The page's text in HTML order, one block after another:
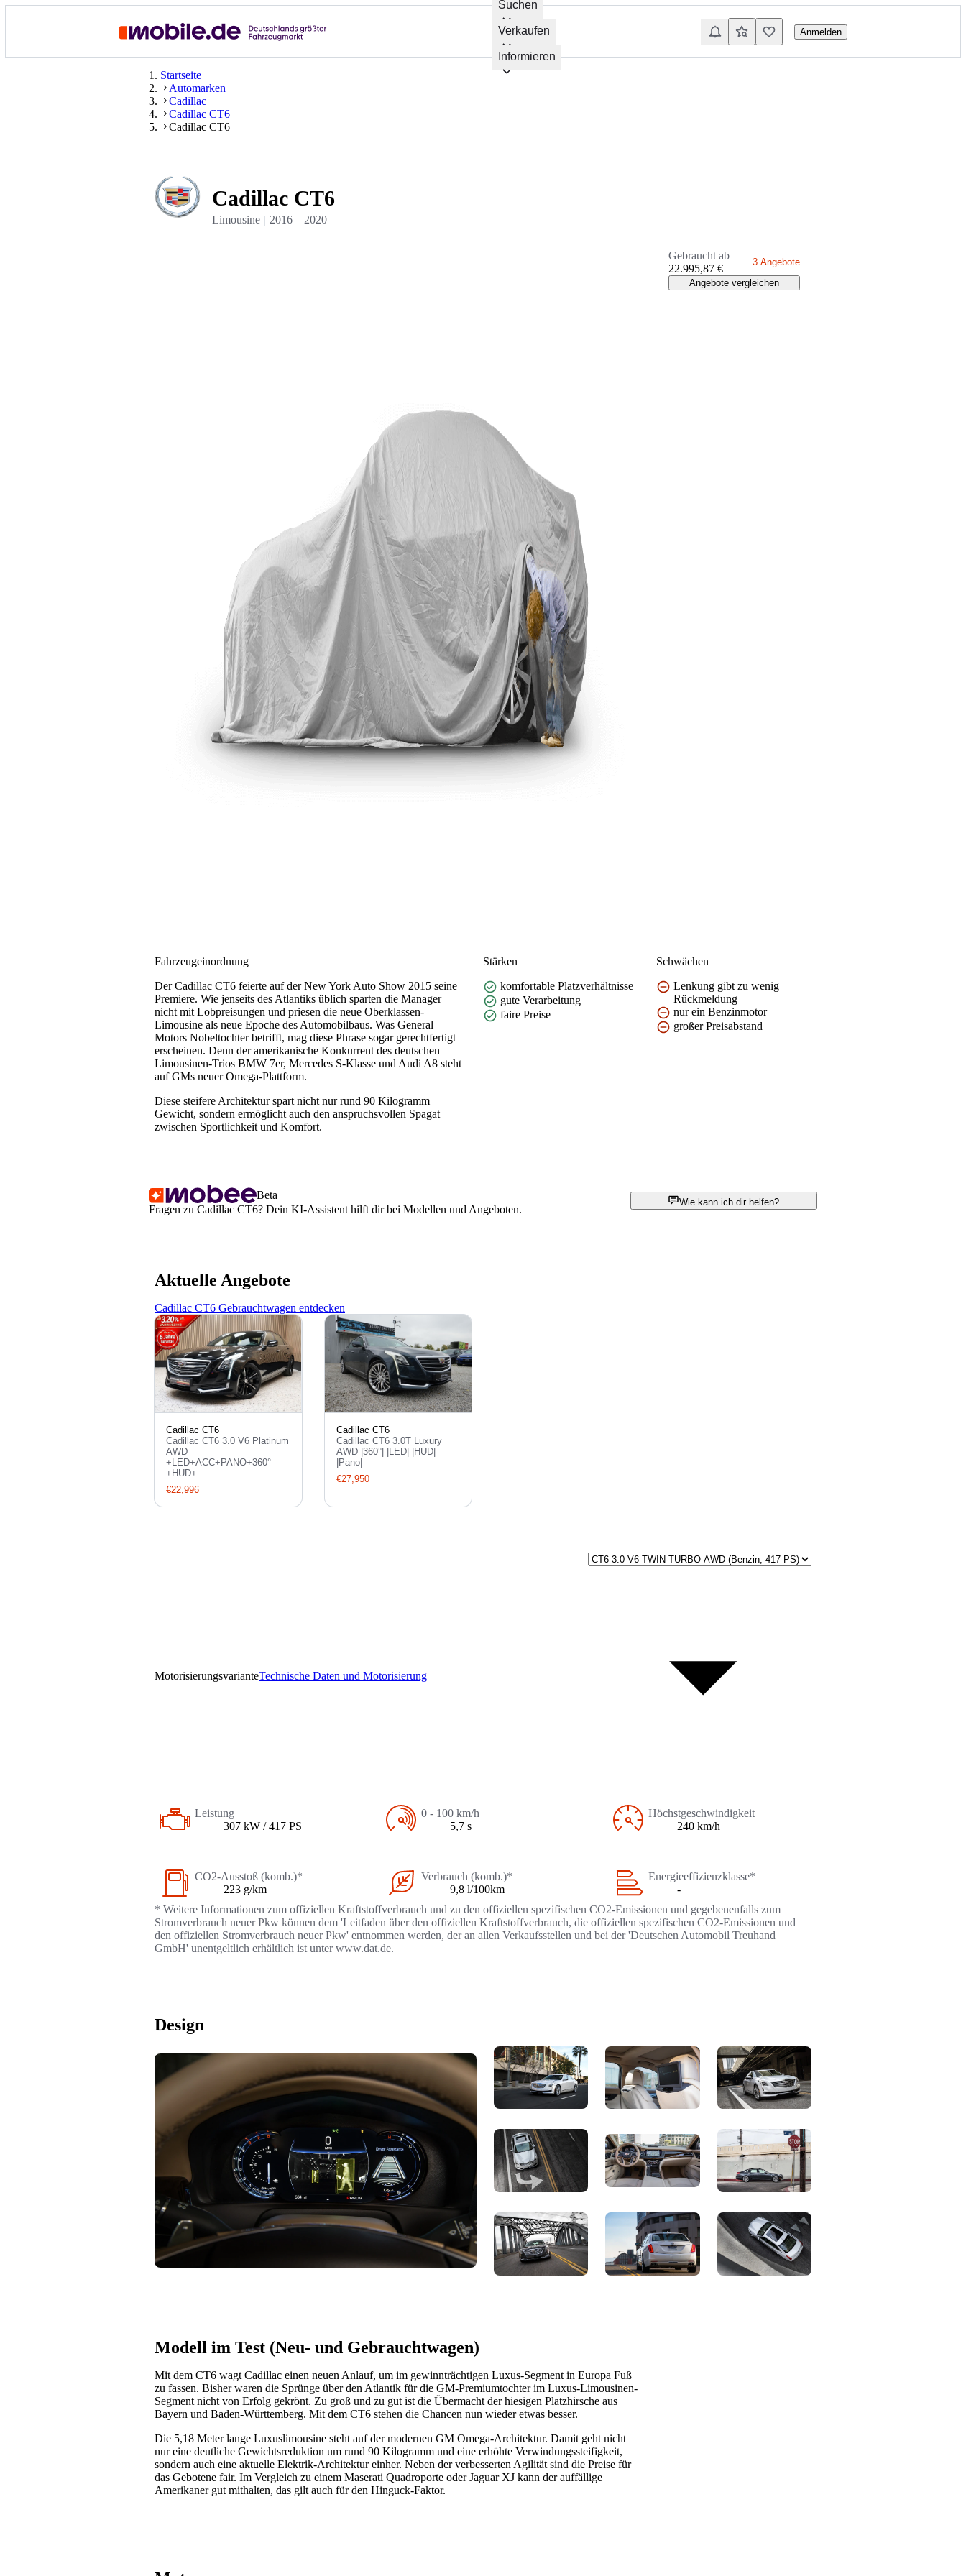
Suchen
Verkaufen
Informieren
Anmelden
Startseite
Automarken
Cadillac
Cadillac CT6
Cadillac CT6
Cadillac CT6
Limousine 2016– 2020
Gebraucht ab
22.995,87 €
3 Angebote
Angebote vergleichen
Fahrzeugeinordnung
Der Cadillac CT6 feierte auf der New York Auto Show 2015 seine
Premiere. Wie jenseits des Atlantiks üblich sparten die Manager
nicht mit Lobpreisungen und priesen die neue Oberklassen-
Limousine als neue Epoche des Automobilbaus. Was General
Motors Nobeltochter betrifft, mag diese Phrase sogar gerechtfertigt
erscheinen. Denn der amerikanische Konkurrent des deutschen
Limousinen-Trios BMW 7er, Mercedes S-Klasse und Audi A8 steht
auf GMs neuer Omega-Plattform.
Diese steifere Architektur spart nicht nur rund 90 Kilogramm
Gewicht, sondern ermöglicht auch den anspruchsvollen Spagat
zwischen Sportlichkeit und Komfort.
Stärken
komfortable Platzverhältnisse
gute Verarbeitung
faire Preise
Schwächen
Lenkung gibt zu wenig
Rückmeldung
nur ein Benzinmotor
großer Preisabstand
Beta
Fragen zu Cadillac CT6? Dein KI-Assistent hilft dir bei Modellen und Angeboten.
Wie kann ich dir helfen?
Aktuelle Angebote
Cadillac CT6 Gebrauchtwagen entdecken
Cadillac CT6
Cadillac CT6 3.0 V6 Platinum
AWD
+LED+ACC+PANO+360°
+HUD+
€22,996
Cadillac CT6
Cadillac CT6 3.0T Luxury
AWD |360°| |LED| |HUD|
|Pano|
€27,950
MotorisierungsvarianteTechnische Daten und Motorisierung
Leistung
307 kW / 417 PS
0 - 100 km/h
5,7 s
Höchstgeschwindigkeit
240 km/h
CO2-Ausstoß (komb.)*
223 g/km
Verbrauch (komb.)*
9,8 l/100km
Energieeffizienzklasse*
-
* Weitere Informationen zum offiziellen Kraftstoffverbrauch und zu den offiziellen spezifischen CO2-Emissionen und gegebenenfalls zum
Stromverbrauch neuer Pkw können dem 'Leitfaden über den offiziellen Kraftstoffverbrauch, die offiziellen spezifischen CO2-Emissionen und
den offiziellen Stromverbrauch neuer Pkw' entnommen werden, der an allen Verkaufsstellen und bei der 'Deutschen Automobil Treuhand
GmbH' unentgeltlich erhältlich ist unter www.dat.de.
Design
Modell im Test (Neu- und Gebrauchtwagen)
Mit dem CT6 wagt Cadillac einen neuen Anlauf, um im gewinnträchtigen Luxus-Segment in Europa Fuß
zu fassen. Bisher waren die Sprünge über den Atlantik für die GM-Premiumtochter im Luxus-Limousinen-
Segment nicht von Erfolg gekrönt. Zu groß und zu gut ist die Übermacht der hiesigen Platzhirsche aus
Bayern und Baden-Württemberg. Mit dem CT6 stehen die Chancen nun wieder etwas besser.
Die 5,18 Meter lange Luxuslimousine steht auf der modernen GM Omega-Architektur. Damit geht nicht
nur eine deutliche Gewichtsreduktion um rund 90 Kilogramm und eine erhöhte Verwindungssteifigkeit,
sondern auch eine aktuelle Elektrik-Architektur einher. Neben der verbesserten Agilität sind die Preise für
das Gebotene fair. Im Vergleich zu einem Maserati Quadroporte oder Jaguar XJ kann der auffällige
Amerikaner gut mithalten, das gilt auch für den Hinguck-Faktor.